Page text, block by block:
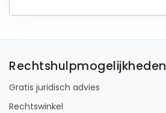
Rechtshulpmogelijkheden
Gratis juridisch advies
Rechtswinkel